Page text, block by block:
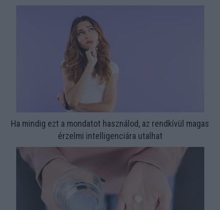
Ha mindig ezt a mondatot használod, az rendkívül magas
érzelmi intelligenciára utalhat